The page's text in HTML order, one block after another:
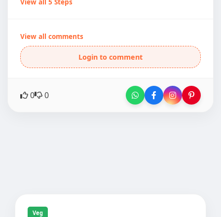
View all comments
Login to comment
0 0
Veg